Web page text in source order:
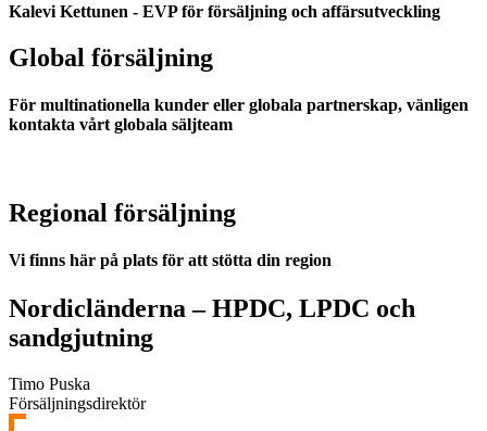
Kalevi Kettunen - EVP för försäljning och affärsutveckling
Global försäljning
För multinationella kunder eller globala partnerskap, vänligen
kontakta vårt globala säljteam
Regional försäljning
Vi finns här på plats för att stötta din region
Nordicländerna – HPDC, LPDC och
sandgjutning
Timo Puska
Försäljningsdirektör